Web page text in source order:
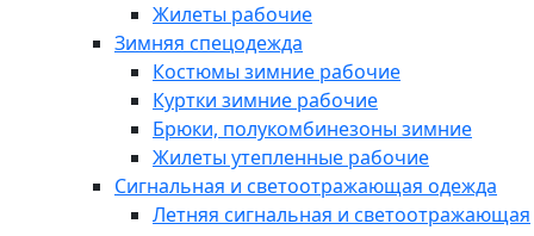
Жилеты рабочие
Зимняя спецодежда
Костюмы зимние рабочие
Куртки зимние рабочие
Брюки, полукомбинезоны зимние
Жилеты утепленные рабочие
Сигнальная и светоотражающая одежда
Летняя сигнальная и светоотражающая